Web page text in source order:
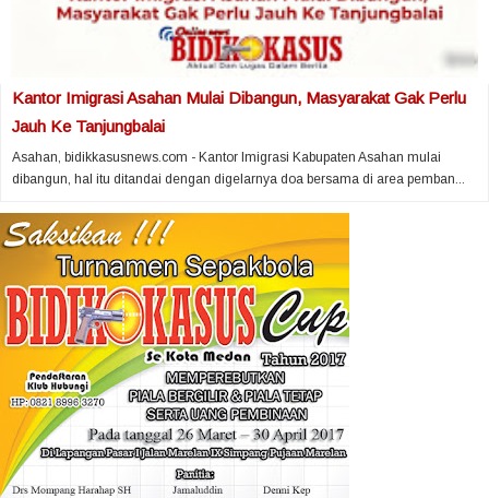
Kantor Imigrasi Asahan Mulai Dibangun, Masyarakat Gak Perlu
Jauh Ke Tanjungbalai
Asahan, bidikkasusnews.com - Kantor Imigrasi Kabupaten Asahan mulai
dibangun, hal itu ditandai dengan digelarnya doa bersama di area pemban...